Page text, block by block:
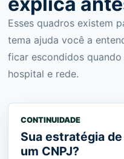
Esses quadros existem
tema ajuda você a
ficar escondidos
hospital e rede.
CONTINUIDADE
Sua estratégia
um CNPJ?